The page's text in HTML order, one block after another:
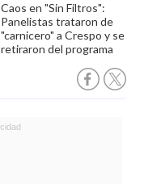
Caos en "Sin Filtros":
Panelistas trataron de
"carnicero" a Crespo y se
retiraron del programa